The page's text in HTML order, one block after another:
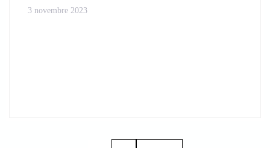
3 novembre 2023